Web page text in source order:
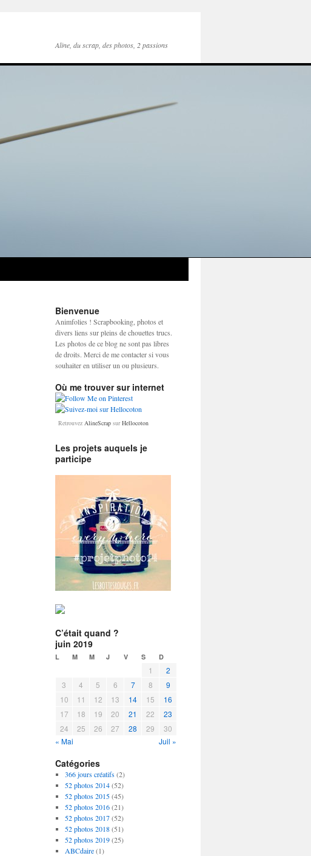
Aline, du scrap, des photos, 2 passions
Bienvenue
Animfolies ! Scrapbooking, photos et
divers liens sur pleins de chouettes trucs.
Les photos de ce blog ne sont pas libres
de droits. Merci de me contacter si vous
souhaiter en utiliser un ou plusieurs.
Où me trouver sur internet
Retrouvez AlineScrap sur Hellocoton
Les projets auquels je
participe
C’était quand ?
juin 2019
L M M J V S D
1
2
3
4 5 6 7 8
9
10
11 12 13 14 15
16
17
18 19 20 21 22
23
24
25 26 27 28 29
30
« Mai
Juil »
Catégories
366 jours créatifs(2)
52 photos 2014(52)
52 photos 2015(45)
52 photos 2016(21)
52 photos 2017(52)
52 photos 2018(51)
52 photos 2019(25)
ABCdaire(1)